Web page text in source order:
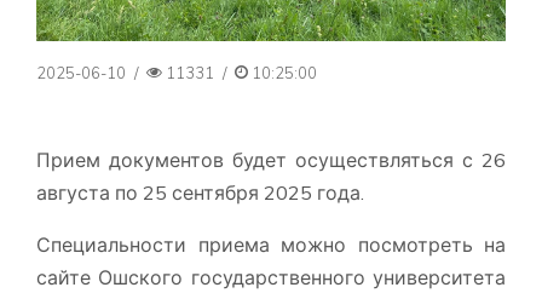
2025-06-10 / 11331 / 10:25:00
Прием документов будет осуществляться с 26
августа по 25 сентября 2025 года.
Специальности приема можно посмотреть на
сайте Ошского государственного университета